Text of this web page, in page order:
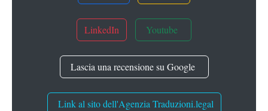
LinkedIn Youtube
Lascia una recensione su Google
Link al sito dell'Agenzia Traduzioni.legal